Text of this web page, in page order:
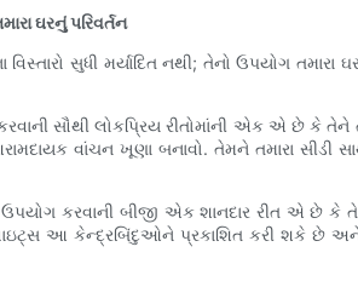
ઘરનું પરિવર્તન
સુધી મર્યાદિત નથી; તેનો ઉપયોગ
સૌથી લોકપ્રિય રીતોમાંની એક એ છે કે
વાંચન ખૂણા બનાવો. તેમને તમારા સીડી
કરવાની બીજી એક શાનદાર રીત એ છે કે
લાઇટ્સ આ કેન્દ્રબિંદુઓને પ્રકાશિત કરી શકે છે